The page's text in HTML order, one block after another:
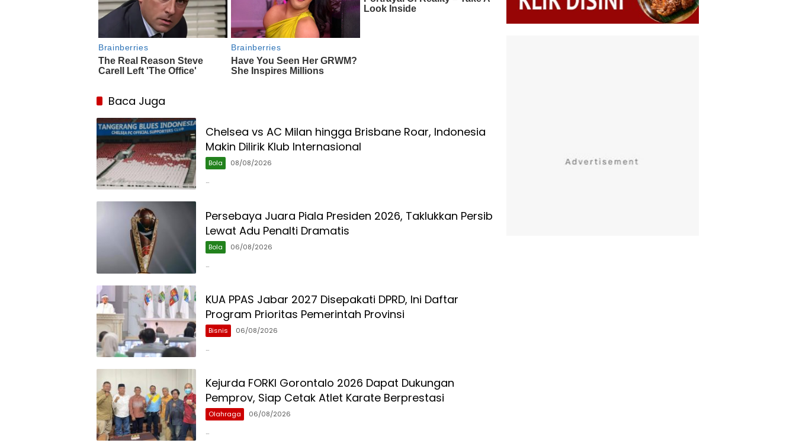
Baca Juga
Chelsea vs AC Milan hingga Brisbane Roar, Indonesia
Makin Dilirik Klub Internasional
Bola 08/08/2026
…
Persebaya Juara Piala Presiden 2026, Taklukkan Persib
Lewat Adu Penalti Dramatis
Bola 06/08/2026
…
KUA PPAS Jabar 2027 Disepakati DPRD, Ini Daftar
Program Prioritas Pemerintah Provinsi
Bisnis 06/08/2026
…
Kejurda FORKI Gorontalo 2026 Dapat Dukungan
Pemprov, Siap Cetak Atlet Karate Berprestasi
Olahraga 06/08/2026
…